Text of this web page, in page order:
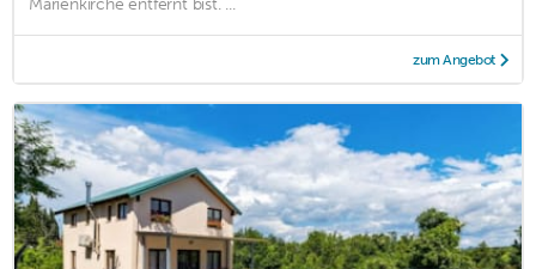
Marienkirche entfernt bist. ...
zum Angebot